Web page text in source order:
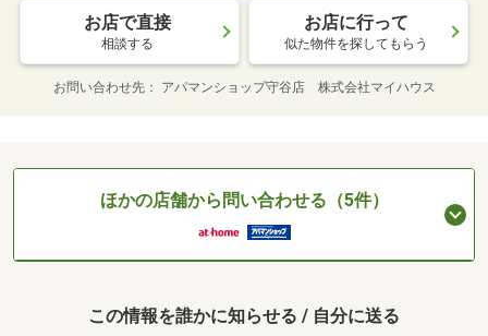
お店で直接
相談する
お店に行って
似た物件を探してもらう
お問い合わせ先 アパマンショップ守谷店 株式会社マイハウス
ほかの店舗から問い合わせる（5件）
この情報を誰かに知らせる / 自分に送る